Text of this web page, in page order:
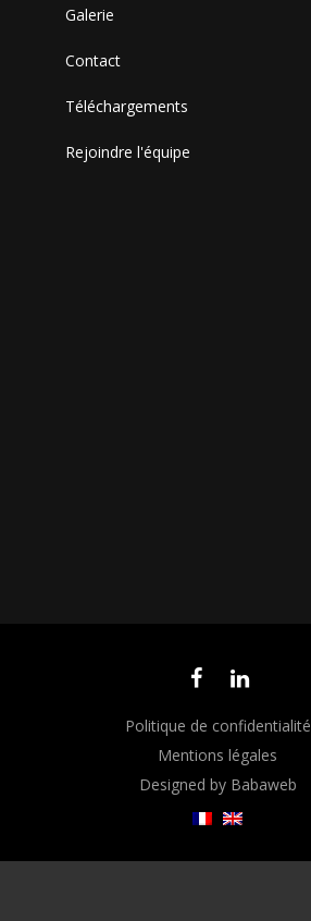
Galerie
Contact
Téléchargements
Rejoindre l'équipe
Politique de confidentialité
Mentions légales
Designed by Babaweb